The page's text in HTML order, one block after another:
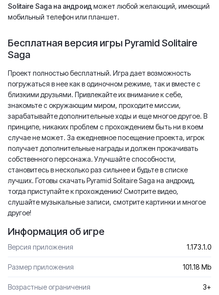
Solitaire Saga на андроидможет любой желающий, имеющий
мобильный телефон или планшет.
Бесплатная версия игры Pyramid Solitaire
Saga
Проект полностью бесплатный. Игра дает возможность
погружаться в нее как в одиночном режиме, так и вместе с
близкими друзьями. Привлекайте их внимание к себе,
знакомьте с окружающим миром, проходите миссии,
зарабатывайте дополнительные ходы и еще многое другое. В
принципе, никаких проблем с прохождением быть ни в коем
случае не может. За ежедневное посещение проекта, игрок
получает дополнительные награды и должен прокачивать
собственного персонажа. Улучшайте способности,
становитесь в несколько раз сильнее и будьте в списке
лучших. Готовы скачать Pyramid Solitaire Saga на андроид,
тогда приступайте к прохождению! Смотрите видео,
слушайте музыкальные записи, смотрите картинки и многое
другое!
Информация об игре
Версия приложения 1.173.1.0
Размер приложения 101.18 Mb
Возрастные ограничения 3+